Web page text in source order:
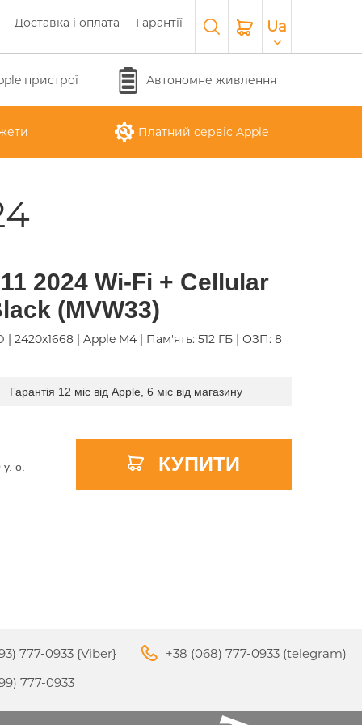
Доставка і оплата Гарантії Ua
APPLE IPHONE 16
APPLE MACBOOK PRO
16"
PRO
пристрої
APPLE MAGIC
KEYBOARD
APPLE TV 4K
Автономне живлення
Платний сервіс Apple
2024 Wi-Fi + Cellular
(MVW33)
| 2420x1668 | Apple M4 | Пам'ять: 512 ГБ | ОЗП: 8
Гарантія 12 міс від Apple, 6 міс від магазину
y. о. КУПИТИ
777-0933 {Viber}
777-0933
+38 (068) 777-0933 (telegram)